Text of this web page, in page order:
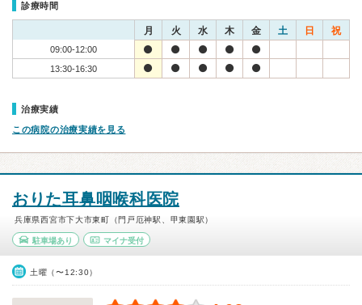
診療時間
月 火 水 木 金 土 日 祝
09:00-12:00
13:30-16:30
治療実績
この病院の治療実績を見る
おりた耳鼻咽喉科医院
兵庫県西宮市下大市東町（門戸厄神駅、甲東園駅）
駐車場あり マイナ受付
土曜（〜12:30）